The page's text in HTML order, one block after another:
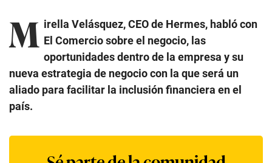
M irella Velásquez, CEO de Hermes, habló con
El Comercio sobre el negocio, las
oportunidades dentro de la empresa y su
nueva estrategia de negocio con la que será un
aliado para facilitar la inclusión financiera en el
país.